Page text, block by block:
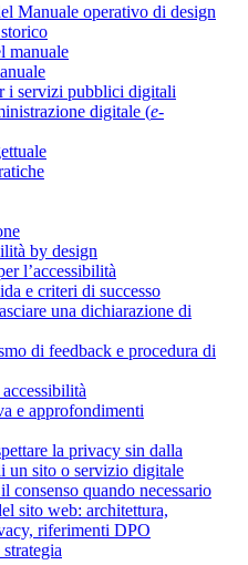
Manuale operativo di design
manuale
i servizi pubblici digitali
digitale (e-
by design
l’accessibilità
e criteri di successo
una dichiarazione di
di feedback e procedura di
e approfondimenti
la privacy sin dalla
un sito o servizio digitale
consenso quando necessario
sito web: architettura,
riferimenti DPO